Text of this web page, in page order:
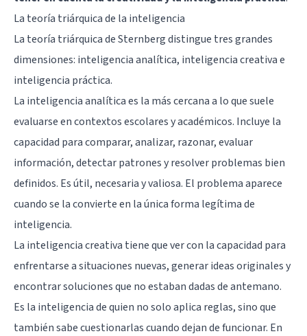
La teoría triárquica de la inteligencia
La teoría triárquica de Sternberg distingue tres grandes
dimensiones: inteligencia analítica, inteligencia creativa e
inteligencia práctica.
La inteligencia analítica es la más cercana a lo que suele
evaluarse en contextos escolares y académicos. Incluye la
capacidad para comparar, analizar, razonar, evaluar
información, detectar patrones y resolver problemas bien
definidos. Es útil, necesaria y valiosa. El problema aparece
cuando se la convierte en la única forma legítima de
inteligencia.
La inteligencia creativa tiene que ver con la capacidad para
enfrentarse a situaciones nuevas, generar ideas originales y
encontrar soluciones que no estaban dadas de antemano.
Es la inteligencia de quien no solo aplica reglas, sino que
también sabe cuestionarlas cuando dejan de funcionar. En